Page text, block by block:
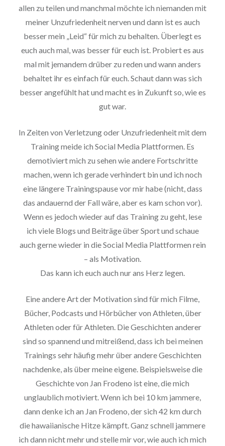
allen zu teilen und manchmal möchte ich niemanden mit
meiner Unzufriedenheit nerven und dann ist es auch
besser mein „Leid“ für mich zu behalten. Überlegt es
euch auch mal, was besser für euch ist. Probiert es aus
mal mit jemandem drüber zu reden und wann anders
behaltet ihr es einfach für euch. Schaut dann was sich
besser angefühlt hat und macht es in Zukunft so, wie es
gut war.
In Zeiten von Verletzung oder Unzufriedenheit mit dem
Training meide ich Social Media Plattformen. Es
demotiviert mich zu sehen wie andere Fortschritte
machen, wenn ich gerade verhindert bin und ich noch
eine längere Trainingspause vor mir habe (nicht, dass
das andauernd der Fall wäre, aber es kam schon vor).
Wenn es jedoch wieder auf das Training zu geht, lese
ich viele Blogs und Beiträge über Sport und schaue
auch gerne wieder in die Social Media Plattformen rein
– als Motivation.
Das kann ich euch auch nur ans Herz legen.
Eine andere Art der Motivation sind für mich Filme,
Bücher, Podcasts und Hörbücher von Athleten, über
Athleten oder für Athleten. Die Geschichten anderer
sind so spannend und mitreißend, dass ich bei meinen
Trainings sehr häufig mehr über andere Geschichten
nachdenke, als über meine eigene. Beispielsweise die
Geschichte von Jan Frodeno ist eine, die mich
unglaublich motiviert. Wenn ich bei 10 km jammere,
dann denke ich an Jan Frodeno, der sich 42 km durch
die hawaiianische Hitze kämpft. Ganz schnell jammere
ich dann nicht mehr und stelle mir vor, wie auch ich mich